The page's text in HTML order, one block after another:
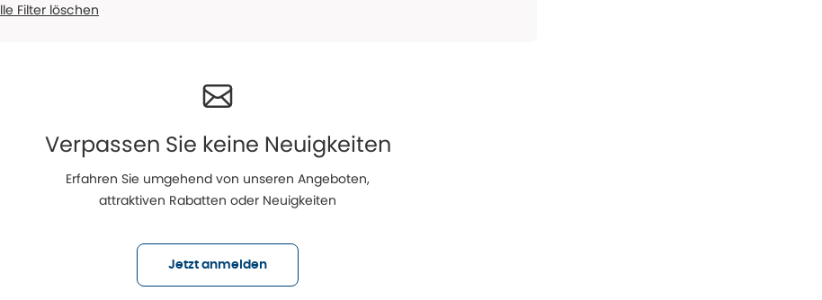
Filter löschen
Verpassen Sie keine Neuigkeiten
Erfahren Sie umgehend von unseren Angeboten,
attraktiven Rabatten oder Neuigkeiten
Jetzt anmelden